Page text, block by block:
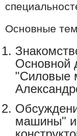
Основные
Основной
"Силовые
машины"